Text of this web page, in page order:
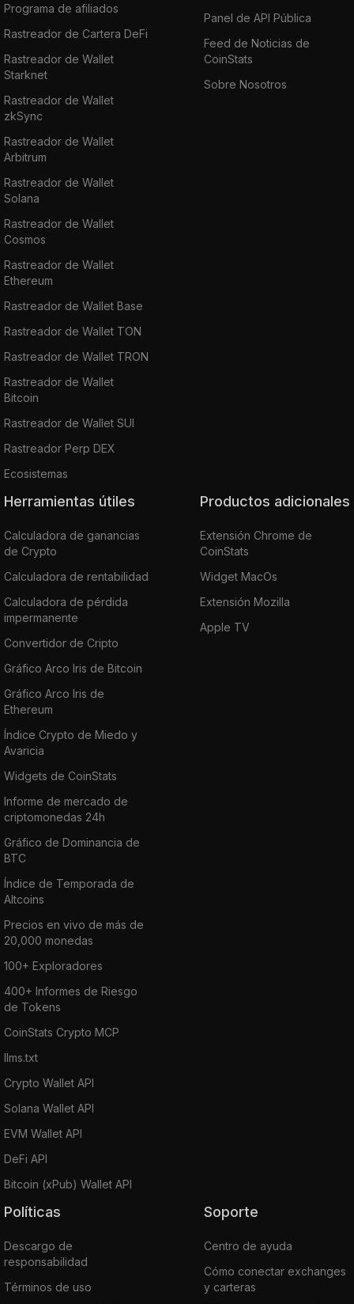
Programa de afiliados
Rastreador de Cartera DeFi
Rastreador de Wallet
Starknet
Rastreador de Wallet
zkSync
Rastreador de Wallet
Arbitrum
Rastreador de Wallet
Solana
Rastreador de Wallet
Cosmos
Rastreador de Wallet
Ethereum
Rastreador de Wallet Base
Rastreador de Wallet TON
Rastreador de Wallet TRON
Rastreador de Wallet
Bitcoin
Rastreador de Wallet SUI
Rastreador Perp DEX
Ecosistemas
Panel de API Pública
Feed de Noticias de
CoinStats
Sobre Nosotros
Herramientas útiles
Calculadora de ganancias
de Crypto
Calculadora de rentabilidad
Calculadora de pérdida
impermanente
Convertidor de Cripto
Gráfico Arco Iris de Bitcoin
Gráfico Arco Iris de
Ethereum
Índice Crypto de Miedo y
Avaricia
Widgets de CoinStats
Informe de mercado de
criptomonedas 24h
Gráfico de Dominancia de
BTC
Índice de Temporada de
Altcoins
Precios en vivo de más de
20,000 monedas
100+ Exploradores
400+ Informes de Riesgo
de Tokens
CoinStats Crypto MCP
llms.txt
Crypto Wallet API
Solana Wallet API
EVM Wallet API
DeFi API
Bitcoin (xPub) Wallet API
Productos adicionales
Extensión Chrome de
CoinStats
Widget MacOs
Extensión Mozilla
Apple TV
Políticas
Descargo de
responsabilidad
Términos de uso
Soporte
Centro de ayuda
Cómo conectar exchanges
y carteras